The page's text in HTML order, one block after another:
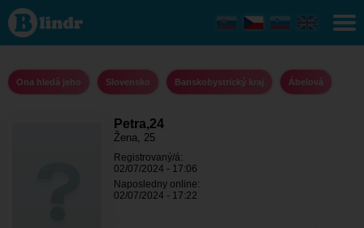
Petra,24 - Ona
hledá jeho
Banskobystrický
kraj - Ábelová
Ona hledá jeho Slovensko Banskobystrický kraj Ábelová
Petra,24
Žena, 25
Registrovaný/á:
02/07/2024 - 17:06
Naposledny online:
02/07/2024 - 17:22